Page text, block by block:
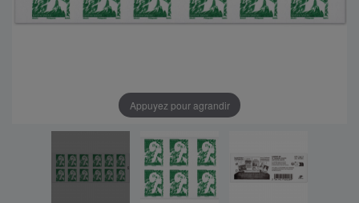
Appuyez pour agrandir